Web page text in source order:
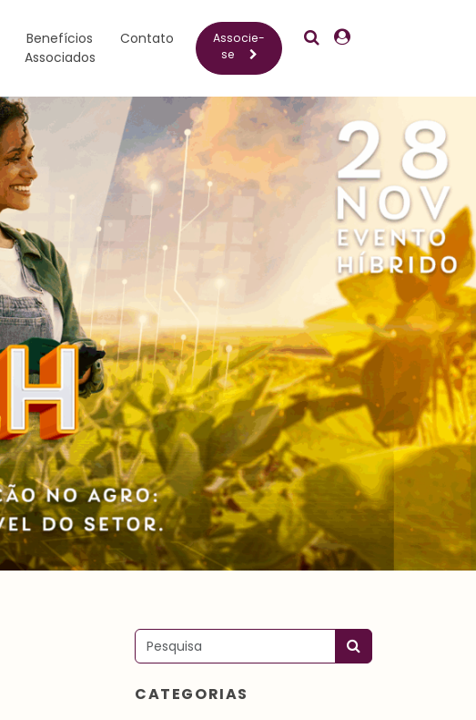
Benefícios
Associados
Contato
Associe-
se
PesquisarCrescentia
Pesquisar
CATEGORIAS